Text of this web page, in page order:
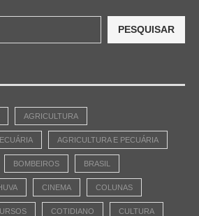
PESQUISAR
AGRICULTURA
AGRICULTURA E PECUÁRIA
BOMBEIROS BRASIL
CINEMA COLUNAS
COTIDIANO CULTURA